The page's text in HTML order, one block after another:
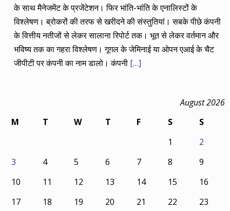
के साथ मैनेजमेंट के प्रजेंटेशन। फिर भांति-भांति के एनालिस्टों के
विश्लेषण। ब्रोकरों की तरफ से खरीदने की संस्तुतियां। सबके पीछे कंपनी
के वित्तीय नतीजों से लेकर सालाना रिपोर्ट तक। भूत से लेकर वर्तमान और
भविष्य तक का गहरा विश्लेषण। गूगल के जेमिनाई या ओपन एआई के चैट
जीपीटी पर कंपनी का नाम डालो। कंपनी […]
August 2026
M
T W T F S
S
1
2
3
4 5 6 7 8
9
10
11 12 13 14 15
16
17
18 19 20 21 22
23